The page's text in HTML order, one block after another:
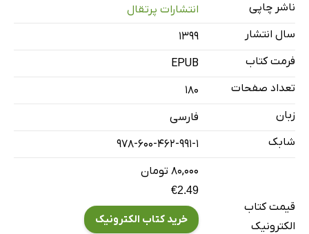
ناشر چاپی
انتشارات پرتقال
سال انتشار
۱۳۹۹
فرمت کتاب
EPUB
تعداد صفحات
180
زبان
فارسی
شابک
978-600-462-991-1
قیمت کتاب
الکترونیک
۸۰,۰۰۰ تومان
€2.49
خرید کتاب الکترونیک